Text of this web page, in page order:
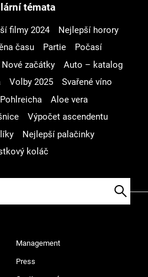
témata
filmy 2024
Nejlepší horory
času Partie
Počasí
Nové začátky
Auto – katalog
Volby 2025
Svařené víno
Aloe vera
Výpočet ascendentu
Nejlepší palačinky
koláč
Management
Press